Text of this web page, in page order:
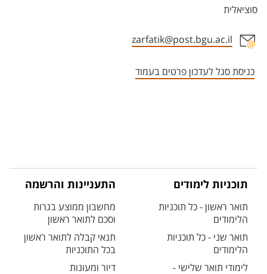
סוציאלית
zarfatik@post.bgu.ac.il
כניסת סגל לעדכון פרטים בעמוד
תוכניות לימודים
תואר ראשון - כל תוכניות
הלימודים
תואר שני - כל תוכניות
הלימודים
לימודי תואר שלישי -
התעניינות והרשמה
מחשבון ממוצע בגרות
וסכם לתואר ראשון
תנאי קבלה לתואר ראשון
בכל התוכניות
דיור ומעונות